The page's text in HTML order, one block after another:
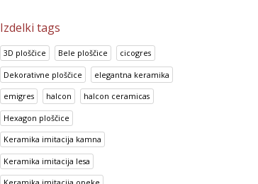
Izdelki tags
3D ploščice Bele ploščice cicogres
Dekorativne ploščice elegantna keramika
emigres halcon halcon ceramicas
Hexagon ploščice
Keramika imitacija kamna
Keramika imitacija lesa